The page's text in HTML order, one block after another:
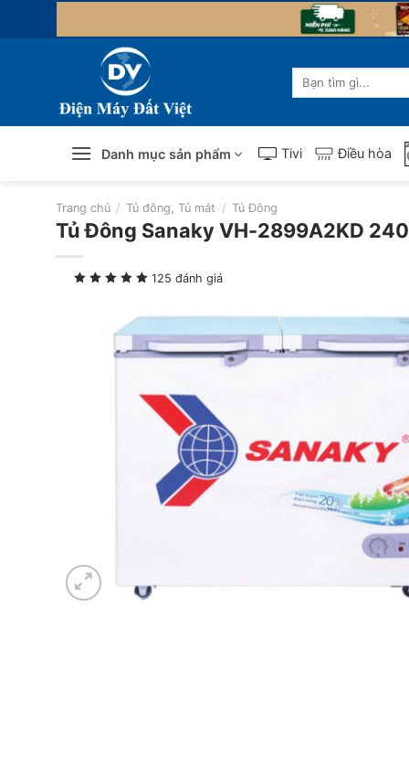
Tìm
kiếm:
Danh mục sản phẩm Tivi Điều hòa
Trang chủ / Tủ đông, Tủ mát / Tủ Đông
Tủ Đông Sanaky VH-2899A2KD
125 đánh giá